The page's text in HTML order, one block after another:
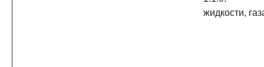
жидкости,